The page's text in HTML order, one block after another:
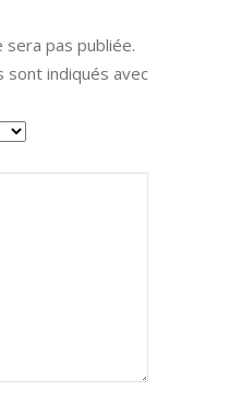
pas publiée.
sont indiqués avec